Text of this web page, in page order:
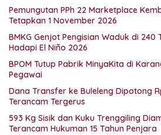
Pemungutan PPh 22 Marketplace
Tetapkan 1 November 2026
BMKG Genjot Pengisian Waduk di
Hadapi El Niño 2026
BPOM Tutup Pabrik MinyaKita di
Pegawai
Dana Transfer ke Buleleng Dipotong
Terancam Tergerus
593 Kg Sisik dan Kuku Trenggiling
Terancam Hukuman 15 Tahun Penjara